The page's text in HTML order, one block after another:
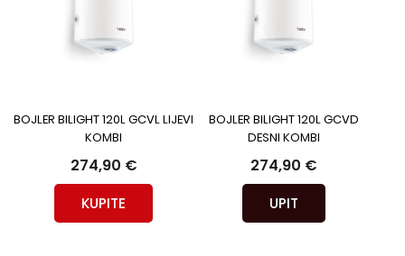
BOJLER BILIGHT 120L GCVL LIJEVI
KOMBI
274,90 €
KUPITE
BOJLER BILIGHT 120L GCVD
DESNI KOMBI
274,90 €
UPIT